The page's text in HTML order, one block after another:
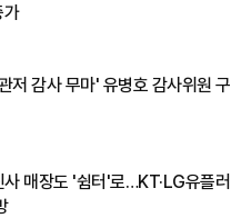
가
저 감사 무마' 유병호 감사위원 구
사 매장도 '쉼터'로…KT·LG유플러